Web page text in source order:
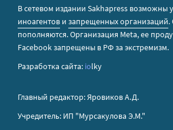
В сетевом издании Sakhapress возможны
иноагентов и запрещенных организаций.
пополняются. Организация Metа, ее
Facebook запрещены в РФ за экстремизм.
Разработка сайта: iolky
Главный редактор: Яровиков А.Д.
Учредитель: ИП "Мурсакулова Э.М."